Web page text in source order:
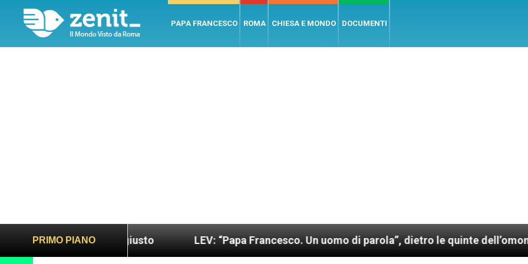
PAPA FRANCESCO ROMA CHIESA E MONDO DOCUMENTI
PRIMO PIANO
più sano e giusto LEV: “Papa Francesco. Un uomo di parola”, dietro le quinte dell’omonimo film di